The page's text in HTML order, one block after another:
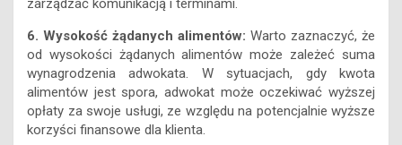
od wysokości żądanych alimentów może zależeć suma
wynagrodzenia adwokata. W sytuacjach, gdy kwota
alimentów jest spora, adwokat może oczekiwać wyższej
opłaty za swoje usługi, ze względu na potencjalnie wyższe
korzyści finansowe dla klienta.
7. Zawarcie ugody:Jeśli strony konfliktu zdecydują się na
zawarcie ugody przed rozprawą, koszty mogą być